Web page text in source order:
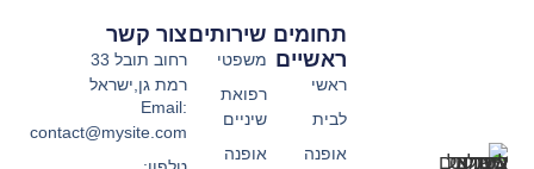
שירותים
משפטי
רפואת
שיניים
אופנה
תחומים
ראשיים
ראשי
לבית
אופנה
צור קשר
רחוב תובל 33
רמת גן,ישראל
Email:
contact@mysite.com